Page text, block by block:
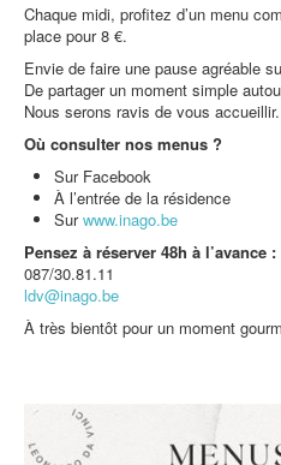
Chaque midi, profitez d’un menu
place pour 8 €.
Envie de faire une pause agréable
De partager un moment simple
Nous serons ravis de vous accueillir.
Où consulter nos menus ?
Sur Facebook
À l’entrée de la résidence
Surwww.inago.be
Pensez à réserver 48h à l’avance :
087/30.81.11
ldv@inago.be
À très bientôt pour un moment